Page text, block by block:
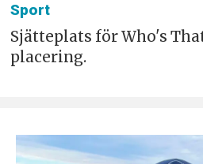
Sport
Sjätteplats för Who's
placering.